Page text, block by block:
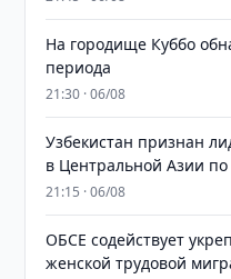
На городище Куббо
периода
21:30 · 06/08
Узбекистан признан
в Центральной Азии по
21:15 · 06/08
ОБСЕ содействует
женской трудовой